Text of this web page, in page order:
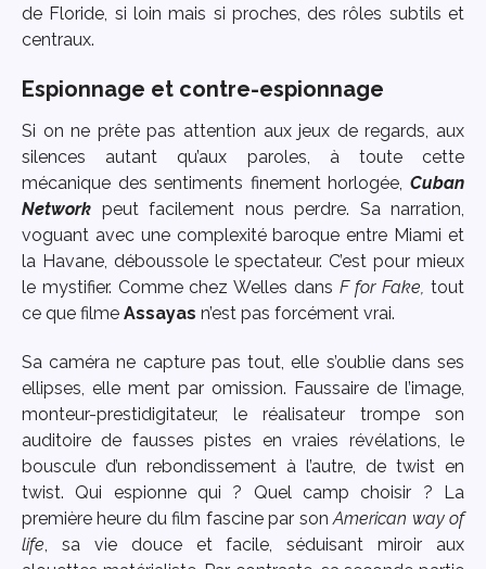
de Floride, si loin mais si proches, des rôles subtils et
centraux.
Espionnage et contre-espionnage
Si on ne prête pas attention aux jeux de regards, aux
silences autant qu’aux paroles, à toute cette
mécanique des sentiments finement horlogée, Cuban
Network peut facilement nous perdre. Sa narration,
voguant avec une complexité baroque entre Miami et
la Havane, déboussole le spectateur. C’est pour mieux
le mystifier. Comme chez Welles dans F for Fake, tout
ce que filme Assayas n’est pas forcément vrai.
Sa caméra ne capture pas tout, elle s’oublie dans ses
ellipses, elle ment par omission. Faussaire de l’image,
monteur-prestidigitateur, le réalisateur trompe son
auditoire de fausses pistes en vraies révélations, le
bouscule d’un rebondissement à l’autre, de twist en
twist. Qui espionne qui ? Quel camp choisir ? La
première heure du film fascine par sonAmerican way of
life, sa vie douce et facile, séduisant miroir aux